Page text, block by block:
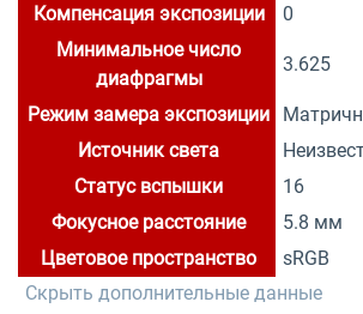
Компенсация экспозиции
0
Минимальное число
диафрагмы
3.625
Режим замера экспозиции
Источник света
Статус вспышки
16
Фокусное расстояние
5.8 мм
Цветовое пространство
sRGB
Скрыть дополнительные данные